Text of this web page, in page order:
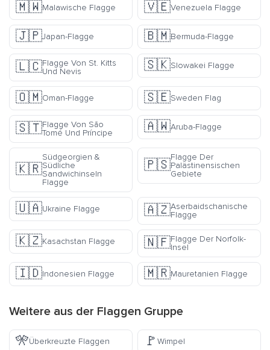
🇲🇼Malawische Flagge 🇻🇪Venezuela Flagge
🇯🇵Japan-Flagge 🇧🇲Bermuda-Flagge
🇱🇨Flagge Von St. Kitts
Und Nevis
🇸🇰Slowakei Flagge
🇴🇲Oman-Flagge 🇸🇪Sweden Flag
🇸🇹Flagge Von São
Tomé Und Príncipe
🇦🇼Aruba-Flagge
🇰🇷
Südgeorgien &
Südliche
Sandwichinseln
Flagge
🇵🇸
Flagge Der
Palästinensischen
Gebiete
🇺🇦Ukraine Flagge 🇦🇿Aserbaidschanische
Flagge
🇰🇿Kasachstan Flagge 🇳🇫Flagge Der Norfolk-
Insel
🇮🇩Indonesien Flagge 🇲🇷Mauretanien Flagge
Weitere aus der Flaggen Gruppe
🎌Überkreuzte Flaggen 🚩 Wimpel